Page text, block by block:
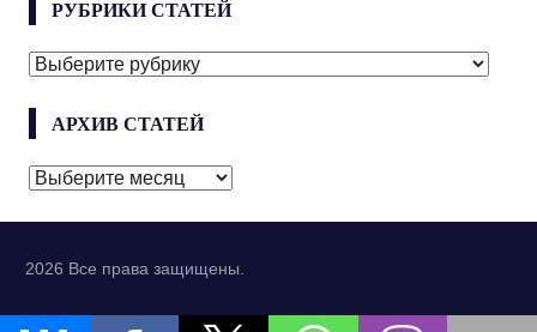
РУБРИКИ СТАТЕЙ
РУБРИКИ
АРХИВ СТАТЕЙ
АРХИВ
2026 Все права защищены.